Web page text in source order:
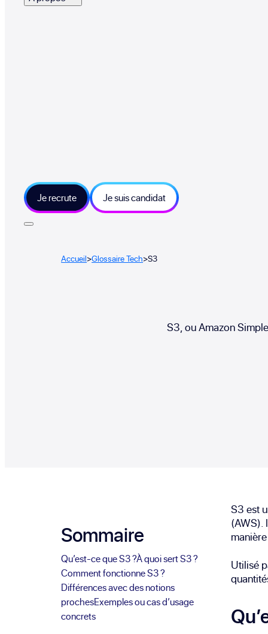
Je recrute Je suis candidat
Accueil>Glossaire Tech>S3
S3, ou Amazon
Sommaire
Qu’est-ce que S3 ?À quoi sert S3 ?
Comment fonctionne S3 ?
Différences avec des notions
prochesExemples ou cas d’usage
concrets
S3 est
(AWS).
Utilisé